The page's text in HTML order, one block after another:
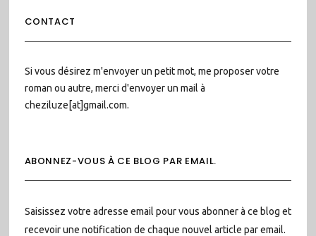
CONTACT
Si vous désirez m'envoyer un petit mot, me proposer votre
roman ou autre, merci d'envoyer un mail à
cheziluze[at]gmail.com.
ABONNEZ-VOUS À CE BLOG PAR EMAIL.
Saisissez votre adresse email pour vous abonner à ce blog et
recevoir une notification de chaque nouvel article par email.